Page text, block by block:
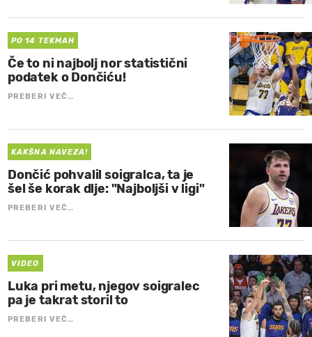
PO 14 TEKMAH
Če to ni najbolj nor statistični
podatek o Dončiću!
PREBERI VEČ…
KAKŠNA NAVEZA!
Dončić pohvalil soigralca, ta je
šel še korak dlje: "Najboljši v ligi"
PREBERI VEČ…
VIDEO
Luka pri metu, njegov soigralec
pa je takrat storil to
PREBERI VEČ…